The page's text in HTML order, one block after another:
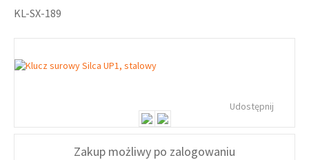
KL-SX-189
Udostępnij
Zakup możliwy po zalogowaniu